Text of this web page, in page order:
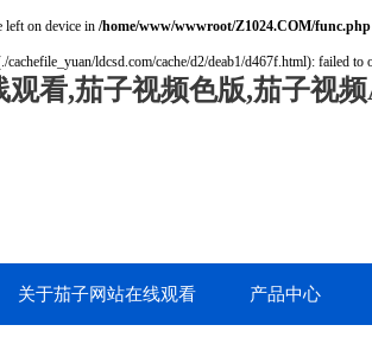
left on device in /home/www/wwwroot/Z1024.COM/func.php
cachefile_yuan/ldcsd.com/cache/d2/deab1/d467f.html): failed
观看,茄子视频色版,茄子视
关于茄子网站在线观看 产品中心